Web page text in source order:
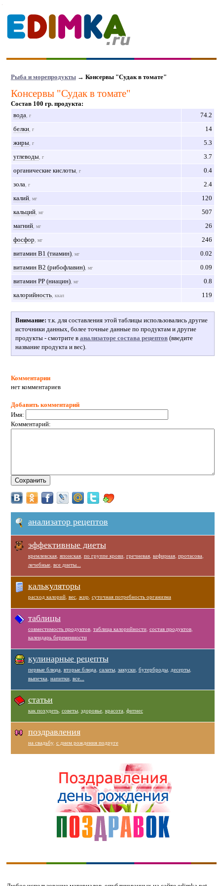
Рыба и морепродукты→ Консервы "Судак в томате"
Консервы "Судак в томате"
Состав 100 гр. продукта:
вода , г
74.2
белки, г
14
жиры, г
5.3
углеводы, г
3.7
органические кислоты, г
0.4
зола , г
2.4
калий, мг
120
кальций, мг
507
магний, мг
26
фосфор , мг
246
витамин В1 (тиамин), мг
0.02
витамин В2 (рибофлавин), мг
0.09
витамин РР (ниацин), мг
0.8
калорийность, ккал 119
Внимание: т.к. для составления этой таблицы использовались другие
источники данных, более точные данные по продуктам и другие
продукты - смотрите в анализаторе состава рецептов(введите
название продукта и вес).
Комментарии
нет комментариев
Добавить комментарий
Имя:
Комментарий:
анализатор рецептов
эффективные диеты
кремлевская, японская, по группе крови, гречневая, кефирная, протасова
лечебные, все диеты...
калькуляторы
расход калорий, вес, жир суточная потребность организма
таблицы
совместимость продуктов, таблица калорийности, состав продуктов,
календарь беременности
кулинарные рецепты
первые блюда вторые блюда салаты, закуски, бутерброды, десерты,
выпечка напитки, все...
статьи
как похудеть, советы, здоровье, красота фитнес
поздравления
на свадьбу, с днем рождения подруге